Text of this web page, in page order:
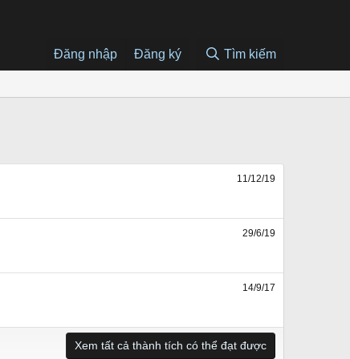
Đăng nhập Đăng ký Tìm kiếm
11/12/19
29/6/19
14/9/17
Xem tất cả thành tích có thể đạt được